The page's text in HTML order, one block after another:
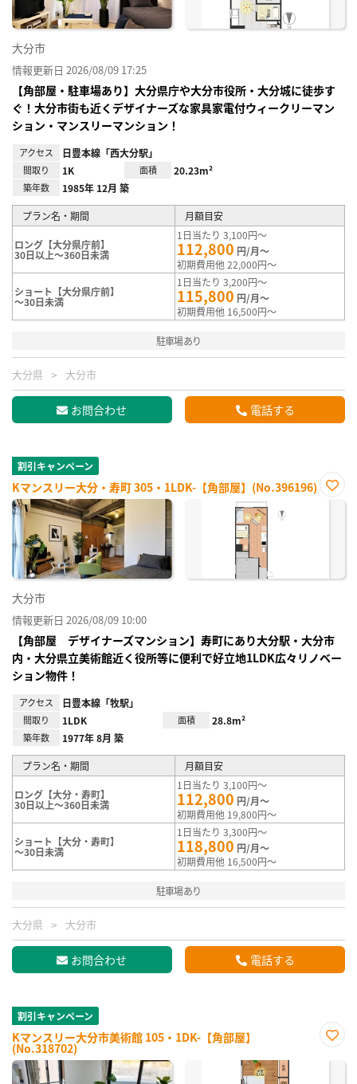
大分市
情報更新日 2026/08/09 17:25
【角部屋・駐車場あり】大分県庁や大分市役所・大分城に徒歩す
ぐ！大分市街も近くデザイナーズな家具家電付ウィークリーマン
ション・マンスリーマンション！
アクセス 日豊本線「西大分駅」
間取り 1K 面積 20.23m²
築年数 1985年 12月 築
プラン名・期間 月額目安
ロング【大分県庁前】
30日以上～360日未満
1日当たり 3,100円～
112,800 円/月～
初期費用他 22,000円～
ショート【大分県庁前】
～30日未満
1日当たり 3,200円～
115,800 円/月～
初期費用他 16,500円～
駐車場あり
大分県 大分市
お問合わせ 電話する
割引キャンペーン
Kマンスリー大分・寿町 305・1LDK-【角部屋】(No.396196)
お気
大分市
情報更新日 2026/08/09 10:00
【角部屋 デザイナーズマンション】寿町にあり大分駅・大分市
内・大分県立美術館近く役所等に便利で好立地1LDK広々リノベー
ション物件！
アクセス 日豊本線「牧駅」
間取り 1LDK 面積 28.8m²
築年数 1977年 8月 築
プラン名・期間 月額目安
ロング【大分・寿町】
30日以上～360日未満
1日当たり 3,100円～
112,800 円/月～
初期費用他 19,800円～
ショート【大分・寿町】
～30日未満
1日当たり 3,300円～
118,800 円/月～
初期費用他 16,500円～
駐車場あり
大分県 大分市
お問合わせ 電話する
割引キャンペーン
Kマンスリー大分市美術館 105・1DK-【角部屋】
(No.318702)
に入